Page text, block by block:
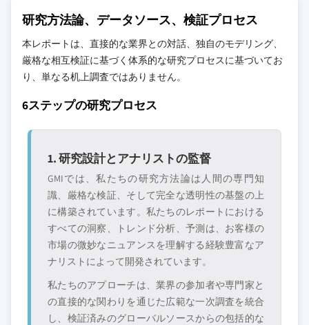
研究方法論、データソース、検証プロセス
本レポートは、直接的な業界との対話、独自のモデリング、
厳格な相互検証に基づく体系的な研究プロセスに基づいてお
り、単なる机上調査ではありません。
6ステップの研究プロセス
1. 研究設計とアナリストの監督
GMIでは、私たちの研究方法論は人間の専門知
識、厳格な検証、そして完全な透明性の基盤の上
に構築されています。私たちのレポートにおける
すべての洞察、トレンド分析、予測は、お客様の
市場の微妙なニュアンスを理解する経験豊富なア
ナリストによって開発されています。
私たちのアプローチは、業界の参加者や専門家と
の直接的な関わりを通じた広範な一次調査を統合
し、検証済みのグローバルソースからの包括的な